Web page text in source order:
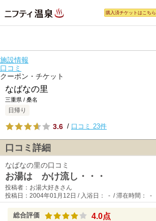
購入済チケットはこちら
施設情報
口コミ
クーポン・チケット
なばなの里
三重県 / 桑名
日帰り
3.6 / 口コミ 23件
口コミ詳細
なばなの里の口コミ
お湯は かけ流し・・・
投稿者：お湯大好きさん
投稿日：2004年01月12日 / 入浴日： - / 滞在時間： -
総合評価 4.0点